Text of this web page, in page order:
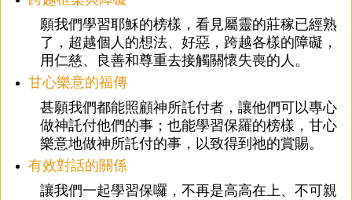
願我們學習耶穌的榜樣，看見屬靈的莊稼已經熟
了，超越個人的想法、好惡，跨越各樣的障礙，
用仁慈、良善和尊重去接觸關懷失喪的人。
甘心樂意的福傳
甚願我們都能照顧神所託付者，讓他們可以專心
做神託付他們的事；也能學習保羅的榜樣，甘心
樂意地做神所託付的事，以致得到祂的賞賜。
有效對話的關係
讓我們一起學習保囉，不再是高高在上、不可親